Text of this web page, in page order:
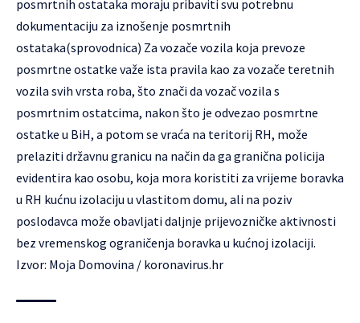
posmrtnih ostataka moraju pribaviti svu potrebnu
dokumentaciju za iznošenje posmrtnih
ostataka(sprovodnica) Za vozače vozila koja prevoze
posmrtne ostatke važe ista pravila kao za vozače teretnih
vozila svih vrsta roba, što znači da vozač vozila s
posmrtnim ostatcima, nakon što je odvezao posmrtne
ostatke u BiH, a potom se vraća na teritorij RH, može
prelaziti državnu granicu na način da ga granična policija
evidentira kao osobu, koja mora koristiti za vrijeme boravka
u RH kućnu izolaciju u vlastitom domu, ali na poziv
poslodavca može obavljati daljnje prijevozničke aktivnosti
bez vremenskog ograničenja boravka u kućnoj izolaciji.
Izvor: Moja Domovina / koronavirus.hr